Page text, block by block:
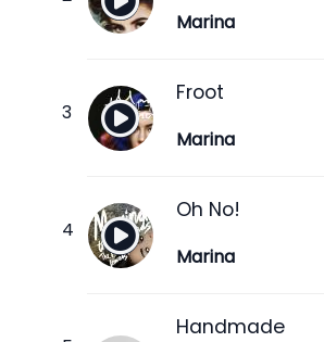
Marina
Froot
Marina
Oh No!
Marina
Handmade